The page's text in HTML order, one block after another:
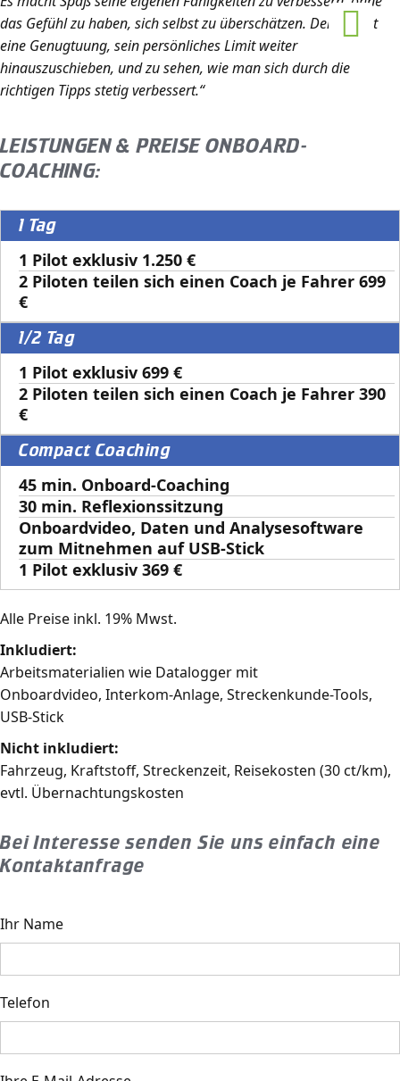
das Gefühl zu haben, sich selbst zu überschätzen. Denn es ist
eine Genugtuung, sein persönliches Limit weiter
hinauszuschieben, und zu sehen, wie man sich durch die
richtigen Tipps stetig verbessert.“
LEISTUNGEN & PREISE ONBOARD-
COACHING:
1 Tag
1 Pilot exklusiv 1.250 €
2 Piloten teilen sich einen Coach je Fahrer 699
€
1/2 Tag
1 Pilot exklusiv 699 €
2 Piloten teilen sich einen Coach je Fahrer 390
€
Compact Coaching
45 min. Onboard-Coaching
30 min. Reflexionssitzung
Onboardvideo, Daten und Analysesoftware
zum Mitnehmen auf USB-Stick
1 Pilot exklusiv 369 €
Alle Preise inkl. 19% Mwst.
Inkludiert:
Arbeitsmaterialien wie Datalogger mit
Onboardvideo, Interkom-Anlage, Streckenkunde-Tools,
USB-Stick
Nicht inkludiert:
Fahrzeug, Kraftstoff, Streckenzeit, Reisekosten (30 ct/km),
evtl. Übernachtungskosten
Bei Interesse senden Sie uns einfach eine
Kontaktanfrage
Ihr Name
Telefon